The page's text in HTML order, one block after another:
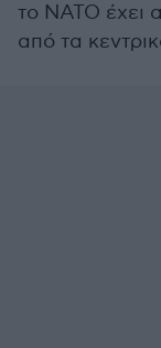
το ΝΑΤΟ έχει
από τα